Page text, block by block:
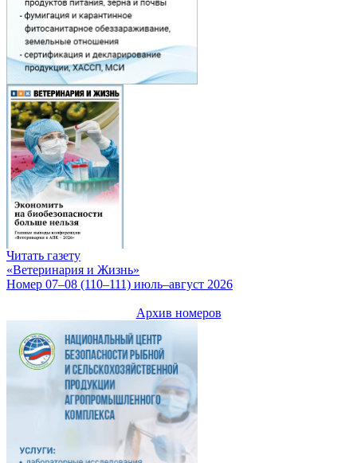
Читать газету
«Ветеринария и Жизнь»
Номер 07–08 (110–111) июль–август 2026
Архив номеров